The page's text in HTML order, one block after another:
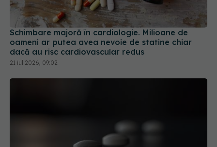
Schimbare majoră în cardiologie. Milioane de
oameni ar putea avea nevoie de statine chiar
dacă au risc cardiovascular redus
21 iul 2026, 09:02